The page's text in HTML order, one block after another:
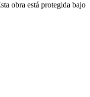
obra está protegida bajo